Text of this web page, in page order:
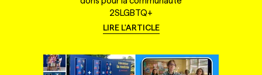
2SLGBTQ+
LIRE L'ARTICLE